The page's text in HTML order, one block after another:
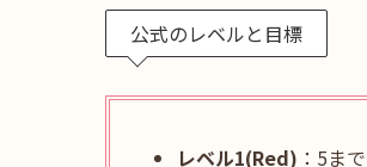
公式のレベルと目標
レベル1(Red) ：5ま